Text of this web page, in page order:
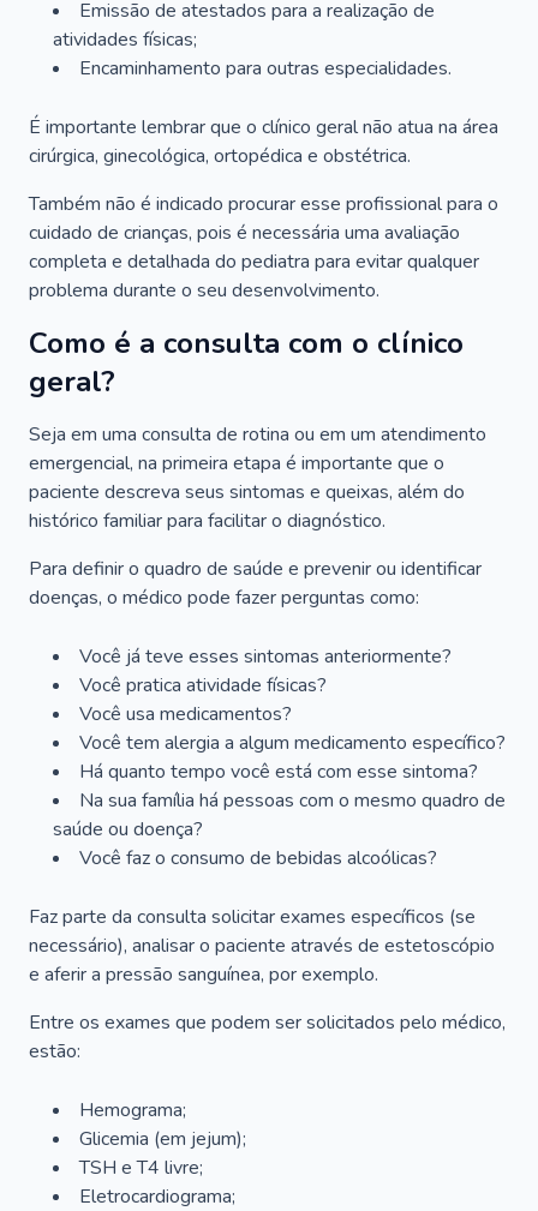
Emissão de atestados para a realização de
atividades físicas;
Encaminhamento para outras especialidades.
É importante lembrar que o clínico geral não atua na área
cirúrgica, ginecológica, ortopédica e obstétrica.
Também não é indicado procurar esse profissional para o
cuidado de crianças, pois é necessária uma avaliação
completa e detalhada do pediatra para evitar qualquer
problema durante o seu desenvolvimento.
Como é a consulta com o clínico
geral?
Seja em uma consulta de rotina ou em um atendimento
emergencial, na primeira etapa é importante que o
paciente descreva seus sintomas e queixas, além do
histórico familiar para facilitar o diagnóstico.
Para definir o quadro de saúde e prevenir ou identificar
doenças, o médico pode fazer perguntas como:
Você já teve esses sintomas anteriormente?
Você pratica atividade físicas?
Você usa medicamentos?
Você tem alergia a algum medicamento específico?
Há quanto tempo você está com esse sintoma?
Na sua família há pessoas com o mesmo quadro de
saúde ou doença?
Você faz o consumo de bebidas alcoólicas?
Faz parte da consulta solicitar exames específicos (se
necessário), analisar o paciente através de estetoscópio
e aferir a pressão sanguínea, por exemplo.
Entre os exames que podem ser solicitados pelo médico,
estão:
Hemograma;
Glicemia (em jejum);
TSH e T4 livre;
Eletrocardiograma;